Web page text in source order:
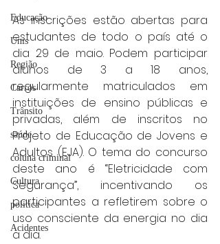
Educação
Unis
Região
Carros
Trânsito
saúde
coluna criminal
Cultura
politica
Acidentes
As inscrições estão abertas para
estudantes de todo o país até o
dia 29 de maio. Podem participar
alunos de 3 a 18 anos,
regularmente matriculados em
instituições de ensino públicas e
privadas, além de inscritos no
Projeto de Educação de Jovens e
Adultos (EJA). O tema do concurso
deste ano é “Eletricidade com
Segurança”, incentivando os
participantes a refletirem sobre o
uso consciente da energia no dia
a dia.